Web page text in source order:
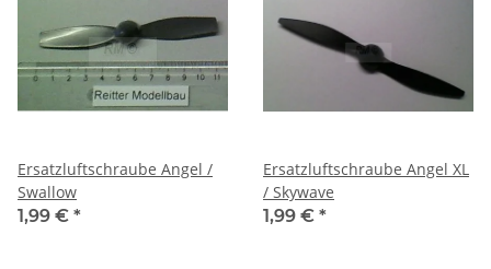
Ersatzluftschraube Angel /
Swallow
1,99 € *
Ersatzluftschraube Angel XL
/ Skywave
1,99 € *